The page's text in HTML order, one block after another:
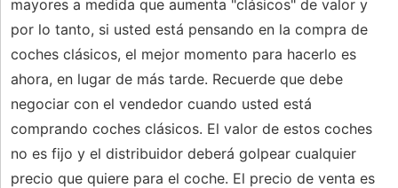
mayores a medida que aumenta "clásicos" de valor y
por lo tanto, si usted está pensando en la compra de
coches clásicos, el mejor momento para hacerlo es
ahora, en lugar de más tarde. Recuerde que debe
negociar con el vendedor cuando usted está
comprando coches clásicos. El valor de estos coches
no es fijo y el distribuidor deberá golpear cualquier
precio que quiere para el coche. El precio de venta es